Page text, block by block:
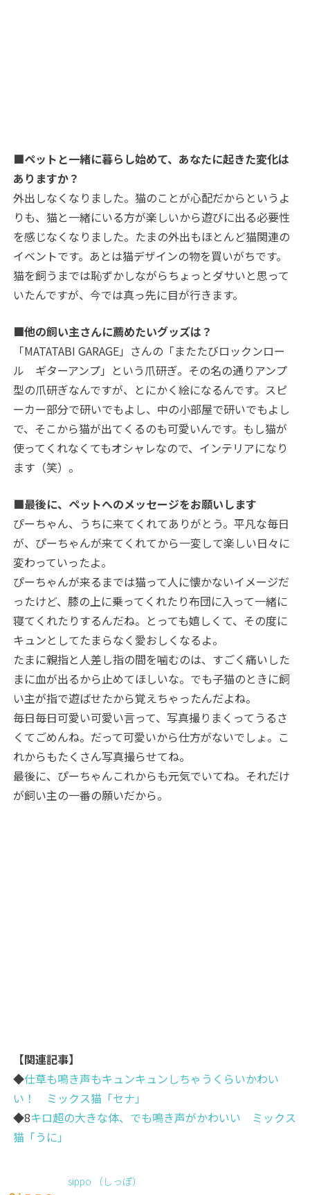
■ペットと一緒に暮らし始めて、あなたに起きた変化は
ありますか？
外出しなくなりました。猫のことが心配だからというよ
りも、猫と一緒にいる方が楽しいから遊びに出る必要性
を感じなくなりました。たまの外出もほとんど猫関連の
イベントです。あとは猫デザインの物を買いがちです。
猫を飼うまでは恥ずかしながらちょっとダサいと思って
いたんですが、今では真っ先に目が行きます。
■他の飼い主さんに薦めたいグッズは？
「MATATABI GARAGE」さんの「またたびロックンロー
ル ギターアンプ」という爪研ぎ。その名の通りアンプ
型の爪研ぎなんですが、とにかく絵になるんです。スピ
ーカー部分で研いでもよし、中の小部屋で研いでもよし
で、そこから猫が出てくるのも可愛いんです。もし猫が
使ってくれなくてもオシャレなので、インテリアになり
ます（笑）。
■最後に、ペットへのメッセージをお願いします
ぴーちゃん、うちに来てくれてありがとう。平凡な毎日
が、ぴーちゃんが来てくれてから一変して楽しい日々に
変わっていったよ。
ぴーちゃんが来るまでは猫って人に懐かないイメージだ
ったけど、膝の上に乗ってくれたり布団に入って一緒に
寝てくれたりするんだね。とっても嬉しくて、その度に
キュンとしてたまらなく愛おしくなるよ。
たまに親指と人差し指の間を噛むのは、すごく痛いした
まに血が出るから止めてほしいな。でも子猫のときに飼
い主が指で遊ばせたから覚えちゃったんだよね。
毎日毎日可愛い可愛い言って、写真撮りまくってうるさ
くてごめんね。だって可愛いから仕方がないでしょ。こ
れからもたくさん写真撮らせてね。
最後に、ぴーちゃんこれからも元気でいてね。それだけ
が飼い主の一番の願いだから。
【関連記事】
◆仕草も鳴き声もキュンキュンしちゃうくらいかわい
い！ ミックス猫「セナ」
◆8キロ超の大きな体、でも鳴き声がかわいい ミックス
猫「うに」
sippo （しっぽ）